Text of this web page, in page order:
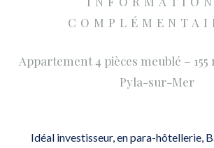
Appartement 4 pièces meublé – 155
Pyla-sur-Mer
Idéal investisseur, en para-hôtellerie,